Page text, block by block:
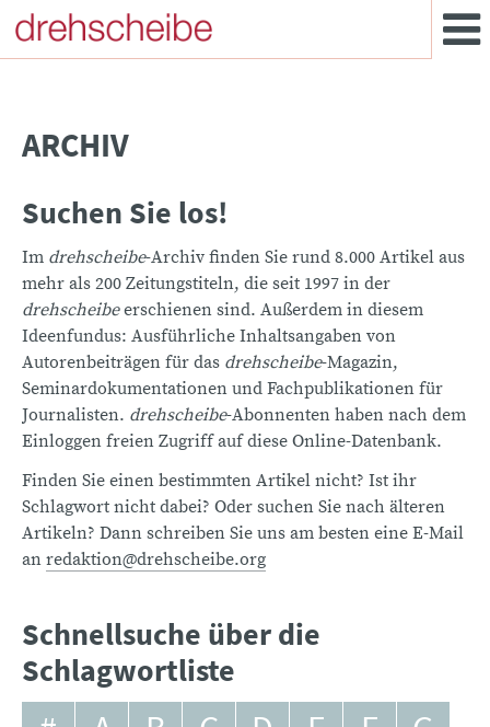
ARCHIV
Suchen Sie los!
Im drehscheibe-Archiv finden Sie rund 8.000 Artikel aus
mehr als 200 Zeitungstiteln, die seit 1997 in der
drehscheibeerschienen sind. Außerdem in diesem
Ideenfundus: Ausführliche Inhaltsangaben von
Autorenbeiträgen für das drehscheibe-Magazin,
Seminardokumentationen und Fachpublikationen für
Journalisten. drehscheibe-Abonnenten haben nach dem
Einloggen freien Zugriff auf diese Online-Datenbank.
Finden Sie einen bestimmten Artikel nicht? Ist ihr
Schlagwort nicht dabei? Oder suchen Sie nach älteren
Artikeln? Dann schreiben Sie uns am besten eine E-Mail
an redaktion@drehscheibe.org
Schnellsuche über die
Schlagwortliste